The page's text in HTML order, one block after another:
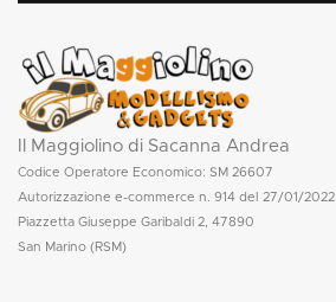
Il Maggiolino di Sacanna Andrea
Codice Operatore Economico: SM 26607
Autorizzazione e-commerce n. 914 del 27/01/2022
Piazzetta Giuseppe Garibaldi 2, 47890
San Marino (RSM)